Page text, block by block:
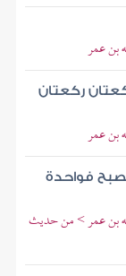
بن عمر
ركعتان
بن عمر
فواحدة
بن عمر > من حديث